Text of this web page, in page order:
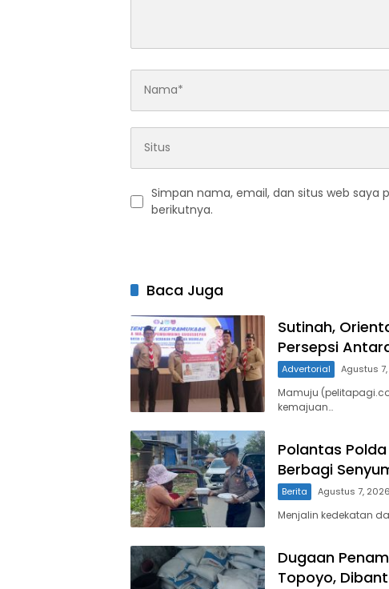
Simpan nama, email, dan situs web
berikutnya.
Baca Juga
Sutinah,
Persepsi
Advertorial Agustus
Mamuju
kemajuan…
Polantas
Berbagi
Berita Agustus 7, 2026
Menjalin kedekatan
Dugaan
Topoyo,